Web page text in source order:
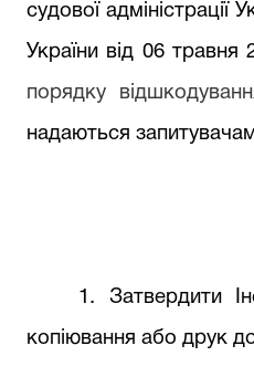
судової адміністрації
України від 06
порядку
надаються
1. Затвердити
копіювання або друк